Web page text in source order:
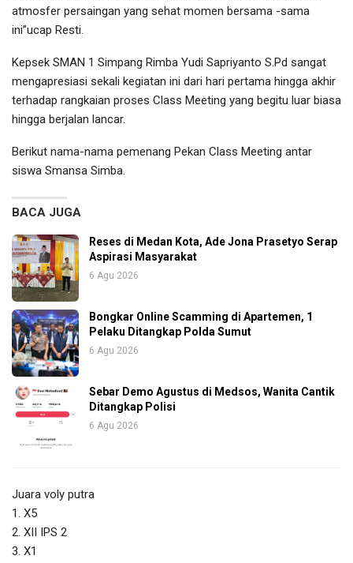
atmosfer persaingan yang sehat momen bersama -sama
ini”ucap Resti.
Kepsek SMAN 1 Simpang Rimba Yudi Sapriyanto S.Pd sangat
mengapresiasi sekali kegiatan ini dari hari pertama hingga akhir
terhadap rangkaian proses Class Meeting yang begitu luar biasa
hingga berjalan lancar.
Berikut nama-nama pemenang Pekan Class Meeting antar
siswa Smansa Simba.
BACA JUGA
Reses di Medan Kota, Ade Jona Prasetyo Serap
Aspirasi Masyarakat
6 Agu 2026
Bongkar Online Scamming di Apartemen, 1
Pelaku Ditangkap Polda Sumut
6 Agu 2026
Sebar Demo Agustus di Medsos, Wanita Cantik
Ditangkap Polisi
6 Agu 2026
Juara voly putra
1. X5
2. XII IPS 2
3. X1